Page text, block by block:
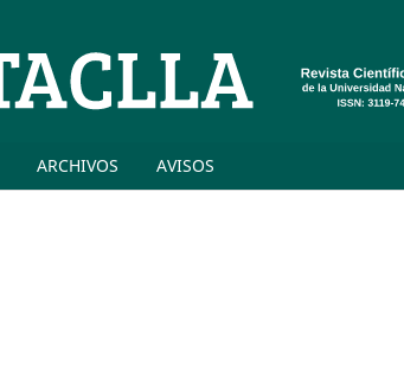
ARCHIVOS AVISOS